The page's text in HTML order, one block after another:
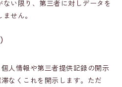
い限り、第三者に対しデータを
せん。
人情報や第三者提供記録の開示
なくこれを開示します。ただ